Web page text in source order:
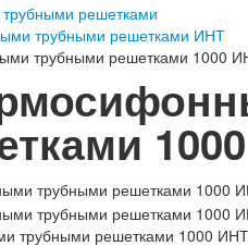
решетками
трубными решетками ИНТ
трубными решетками 1000
трубными решетками 1000